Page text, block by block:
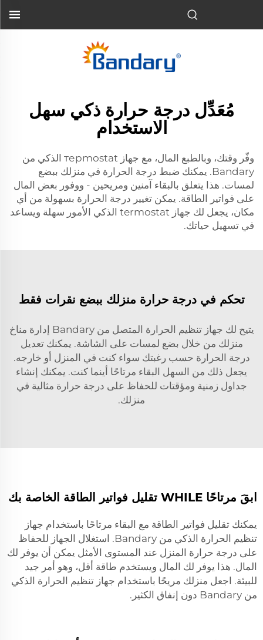
مُعَدِّل درجة حرارة ذكي سهل
الاستخدام
وفّر وقتك، وبالطبع المال، مع جهاز терmostat الذكي من
Bandary. يمكنك ضبط درجة الحرارة في منزلك ببضع
لمسات. هذا يتعلق بالبقاء آمنين ومريحين - ووفور بعض المال
على فواتير الطاقة. يمكن تغيير درجة الحرارة بسهولة من أي
مكان، يجعل لك جهاز termostat الذكي الأمور سهلة ويساعد
في تسهيل حياتك.
تحكم في درجة حرارة منزلك ببضع نقرات فقط
يتيح لك جهاز تنظيم الحرارة المتصل من Bandary إدارة مناخ
منزلك من خلال بضع لمسات على الشاشة. يمكنك تعديل
درجة الحرارة حسب رغبتك سواء كنت في المنزل أو خارجه.
يجعل ذلك من السهل البقاء مرتاحًا أينما كنت. يمكنك إنشاء
جداول زمنية ومؤقتات للحفاظ على درجة حرارة مثالية في
منزلك.
ابقَ مرتاحًا WHILE تقليل فواتير الطاقة الخاصة بك
يمكنك تقليل فواتير الطاقة مع البقاء مرتاحًا باستخدام جهاز
تنظيم الحرارة الذكي من Bandary. استغلال الجهاز للحفاظ
على درجة حرارة المنزل عند المستوى الأمثل يمكن أن يوفر لك
المال. هذا يوفر لك المال ويستخدم طاقة أقل، وهو أمر جيد
للبيئة. اجعل منزلك مريحًا باستخدام جهاز تنظيم الحرارة الذكي
من Bandary دون إنفاق الكثير.